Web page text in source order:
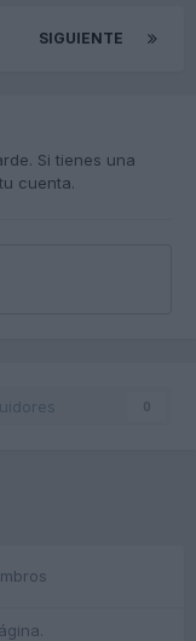
SIGUIENTE
Si tienes una
cuenta.
0